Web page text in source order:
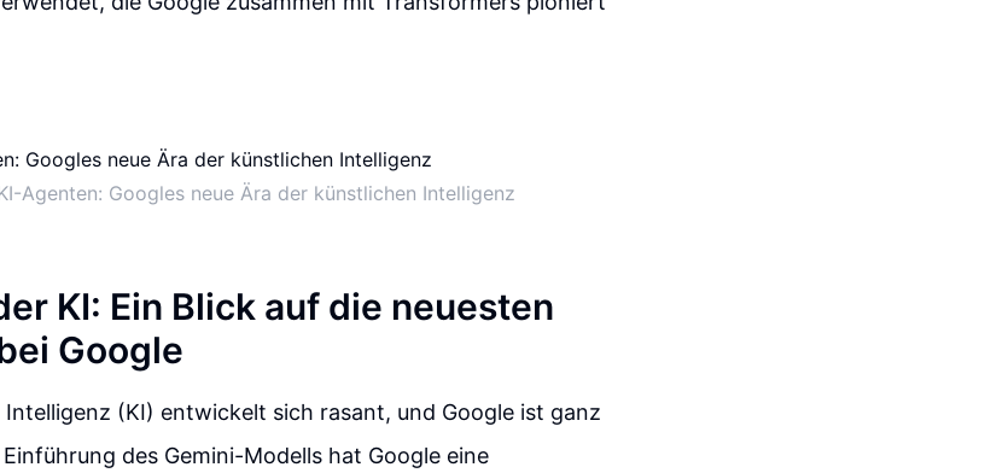
Agenten: Googles neue Ära der künstlichen Intelligenz
KI: Ein Blick auf die neuesten
Google
(KI) entwickelt sich rasant, und Google ist ganz
des Gemini-Modells hat Google eine